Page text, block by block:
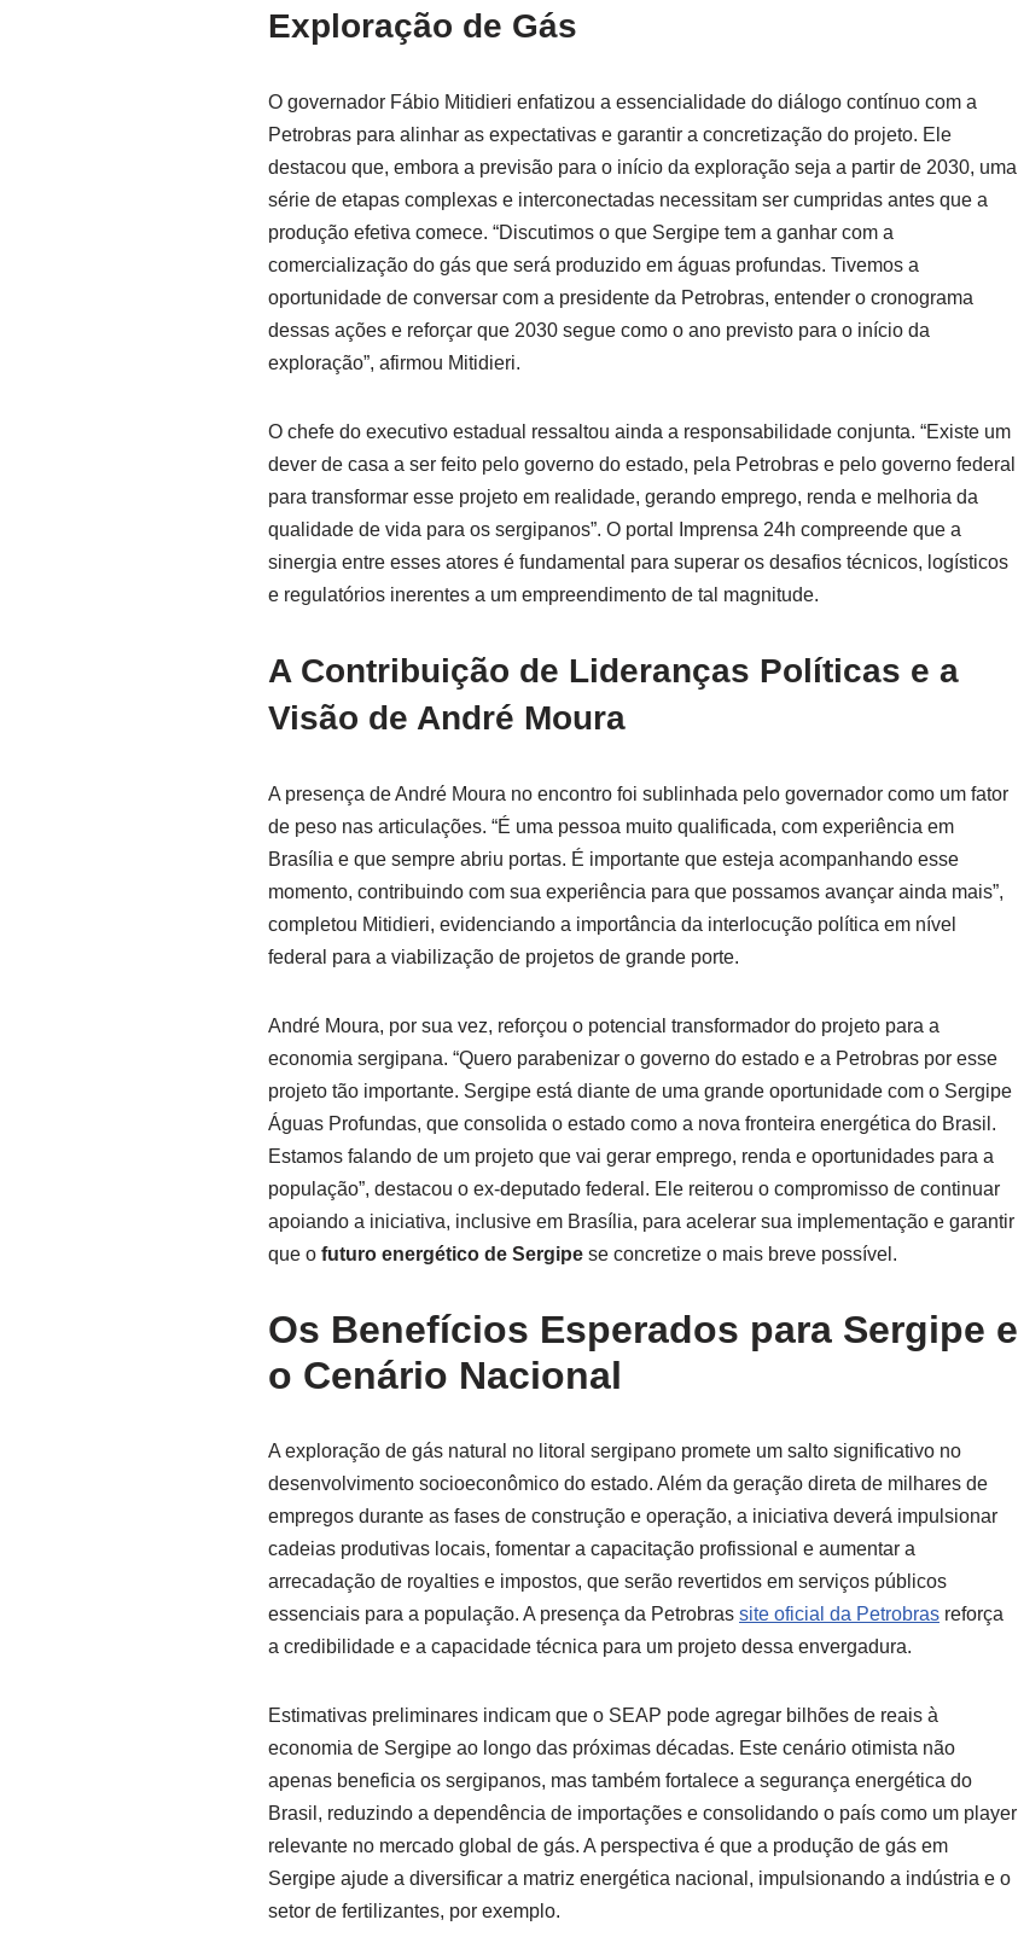
Exploração de Gás
O governador Fábio Mitidieri enfatizou a essencialidade do diálogo contínuo com a
Petrobras para alinhar as expectativas e garantir a concretização do projeto. Ele
destacou que, embora a previsão para o início da exploração seja a partir de 2030, uma
série de etapas complexas e interconectadas necessitam ser cumpridas antes que a
produção efetiva comece. “Discutimos o que Sergipe tem a ganhar com a
comercialização do gás que será produzido em águas profundas. Tivemos a
oportunidade de conversar com a presidente da Petrobras, entender o cronograma
dessas ações e reforçar que 2030 segue como o ano previsto para o início da
exploração”, afirmou Mitidieri.
O chefe do executivo estadual ressaltou ainda a responsabilidade conjunta. “Existe um
dever de casa a ser feito pelo governo do estado, pela Petrobras e pelo governo federal
para transformar esse projeto em realidade, gerando emprego, renda e melhoria da
qualidade de vida para os sergipanos”. O portal Imprensa 24h compreende que a
sinergia entre esses atores é fundamental para superar os desafios técnicos, logísticos
e regulatórios inerentes a um empreendimento de tal magnitude.
A Contribuição de Lideranças Políticas e a
Visão de André Moura
A presença de André Moura no encontro foi sublinhada pelo governador como um fator
de peso nas articulações. “É uma pessoa muito qualificada, com experiência em
Brasília e que sempre abriu portas. É importante que esteja acompanhando esse
momento, contribuindo com sua experiência para que possamos avançar ainda mais”,
completou Mitidieri, evidenciando a importância da interlocução política em nível
federal para a viabilização de projetos de grande porte.
André Moura, por sua vez, reforçou o potencial transformador do projeto para a
economia sergipana. “Quero parabenizar o governo do estado e a Petrobras por esse
projeto tão importante. Sergipe está diante de uma grande oportunidade com o Sergipe
Águas Profundas, que consolida o estado como a nova fronteira energética do Brasil.
Estamos falando de um projeto que vai gerar emprego, renda e oportunidades para a
população”, destacou o ex-deputado federal. Ele reiterou o compromisso de continuar
apoiando a iniciativa, inclusive em Brasília, para acelerar sua implementação e garantir
que o futuro energético de Sergipe se concretize o mais breve possível.
Os Benefícios Esperados para Sergipe e
o Cenário Nacional
A exploração de gás natural no litoral sergipano promete um salto significativo no
desenvolvimento socioeconômico do estado. Além da geração direta de milhares de
empregos durante as fases de construção e operação, a iniciativa deverá impulsionar
cadeias produtivas locais, fomentar a capacitação profissional e aumentar a
arrecadação de royalties e impostos, que serão revertidos em serviços públicos
essenciais para a população. A presença da Petrobras site oficial da Petrobras reforça
a credibilidade e a capacidade técnica para um projeto dessa envergadura.
Estimativas preliminares indicam que o SEAP pode agregar bilhões de reais à
economia de Sergipe ao longo das próximas décadas. Este cenário otimista não
apenas beneficia os sergipanos, mas também fortalece a segurança energética do
Brasil, reduzindo a dependência de importações e consolidando o país como um player
relevante no mercado global de gás. A perspectiva é que a produção de gás em
Sergipe ajude a diversificar a matriz energética nacional, impulsionando a indústria e o
setor de fertilizantes, por exemplo.